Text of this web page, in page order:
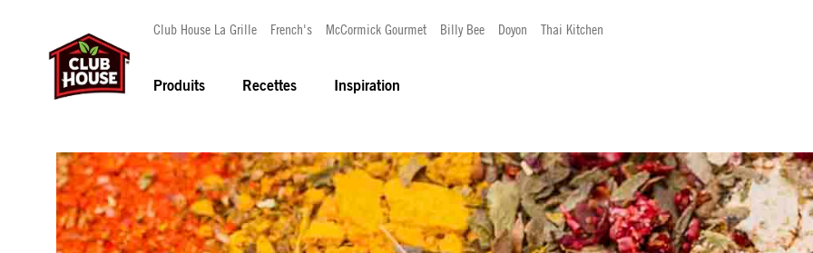
Club House La Grille French's McCormick Gourmet Billy Bee Doyon Thai Kitchen
Produits Recettes Inspiration